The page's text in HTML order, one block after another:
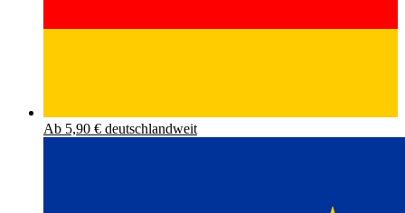
Ab 5,90 € deutschlandweit